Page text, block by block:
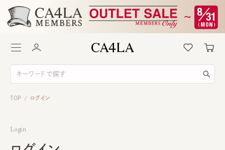
TOP / ログイン
Login